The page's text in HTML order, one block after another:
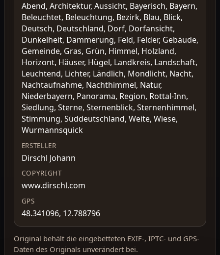
Abend, Architektur, Aussicht, Bayerisch, Bayern,
Beleuchtet, Beleuchtung, Bezirk, Blau, Blick,
Deutsch, Deutschland, Dorf, Dorfansicht,
Dunkelheit, Dämmerung, Feld, Felder, Gebäude,
Gemeinde, Gras, Grün, Himmel, Holzland,
Horizont, Häuser, Hügel, Landkreis, Landschaft,
Leuchtend, Lichter, Ländlich, Mondlicht, Nacht,
Nachtaufnahme, Nachthimmel, Natur,
Niederbayern, Panorama, Region, Rottal-Inn,
Siedlung, Sterne, Sternenblick, Sternenhimmel,
Stimmung, Süddeutschland, Weite, Wiese,
Wurmannsquick
ERSTELLER
Dirschl Johann
COPYRIGHT
www.dirschl.com
GPS
48.341096, 12.788796
Original behält die eingebetteten EXIF-, IPTC- und GPS-
Daten des Originals unverändert bei.